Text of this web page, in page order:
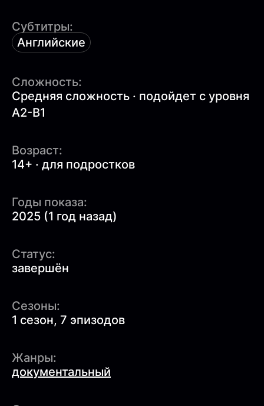
Субтитры:
Английские
Сложность:
Средняя сложность · подойдет с уровня
A2-B1
Возраст:
14+ · для подростков
Годы показа:
2025 (1 год назад)
Статус:
завершён
Сезоны:
1 сезон, 7 эпизодов
Жанры:
документальный